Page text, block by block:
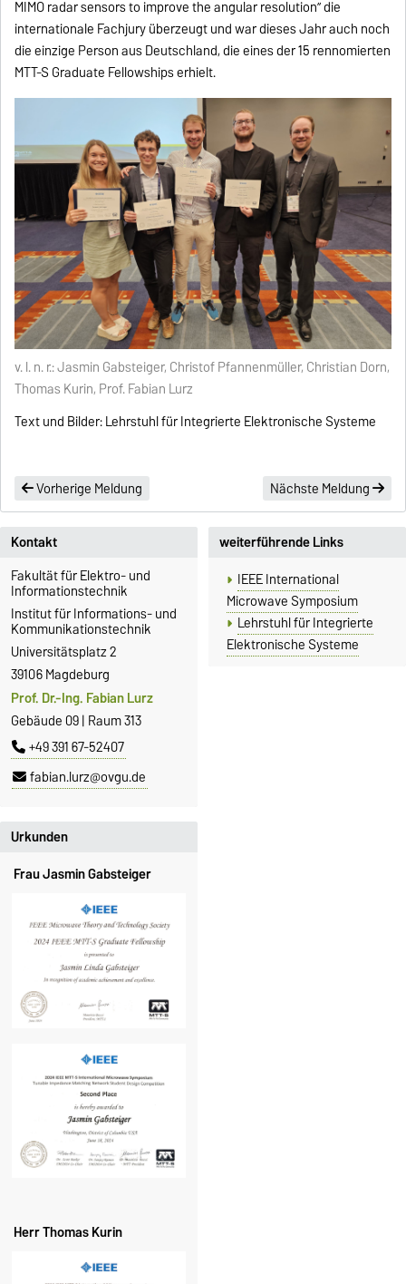
MIMO radar sensors to improve the angular resolution” die
internationale Fachjury überzeugt und war dieses Jahr auch noch
die einzige Person aus Deutschland, die eines der 15 rennomierten
MTT-S Graduate Fellowships erhielt.
v. l. n. r.: Jasmin Gabsteiger, Christof Pfannenmüller, Christian Dorn,
Thomas Kurin, Prof. Fabian Lurz
Text und Bilder: Lehrstuhl für Integrierte Elektronische Systeme
Vorherige Meldung Nächste Meldung
Kontakt
Fakultät für Elektro- und
Informationstechnik
Institut für Informations- und
Kommunikationstechnik
Universitätsplatz 2
39106 Magdeburg
Prof. Dr.-Ing. Fabian Lurz
Gebäude 09 | Raum 313
+49 391 67-52407
fabian.lurz@ovgu.de
weiterführende Links
IEEE International
Microwave Symposium
Lehrstuhl für Integrierte
Elektronische Systeme
Urkunden
Frau Jasmin Gabsteiger
Herr Thomas Kurin